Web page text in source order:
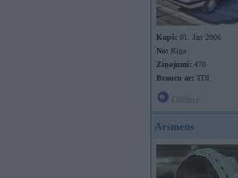
Kopš: 01. Jan 2006
No: Rīga
Ziņojumi: 470
Braucu ar: TDI
Arsmens